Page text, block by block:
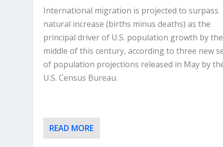
International migration is projected to surpass
natural increase (births minus deaths) as the
principal driver of U.S. population growth by the
middle of this century, according to three new
of population projections released in May by
U.S. Census Bureau.
READ MORE